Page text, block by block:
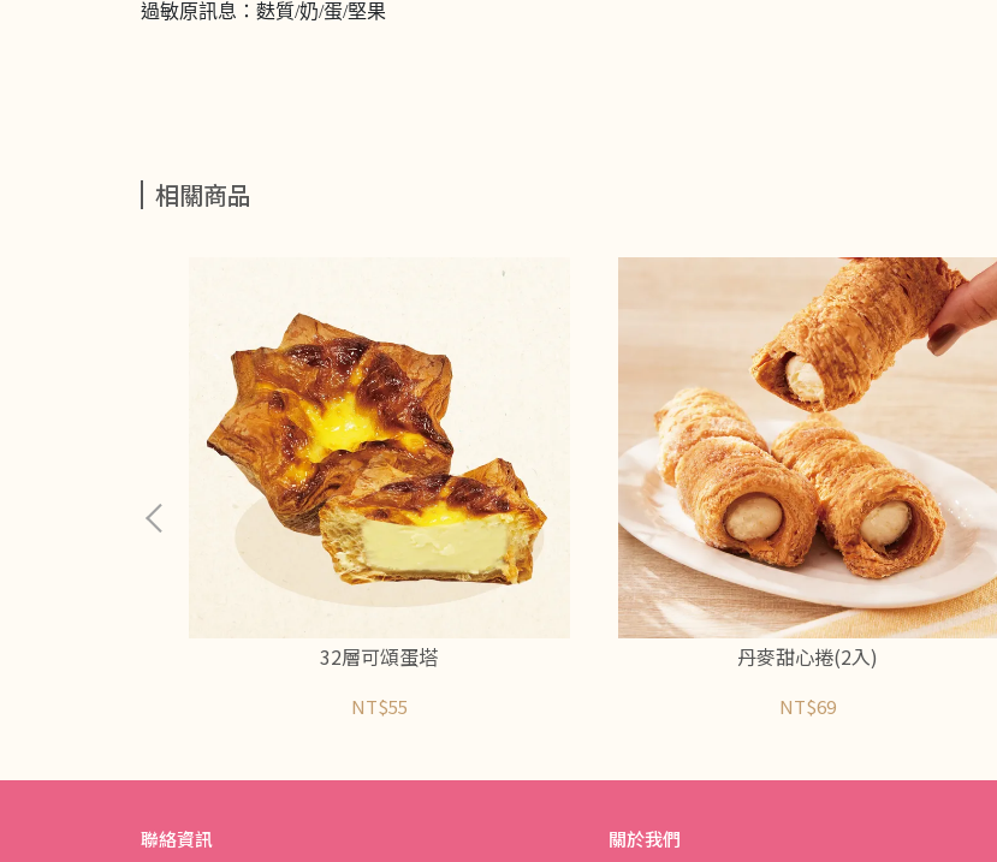
過敏原訊息：麩質/奶/蛋/堅果
相關商品
32層可頌蛋塔
NT$55
丹麥甜心捲(2入)
NT$69
聯絡資訊 關於我們